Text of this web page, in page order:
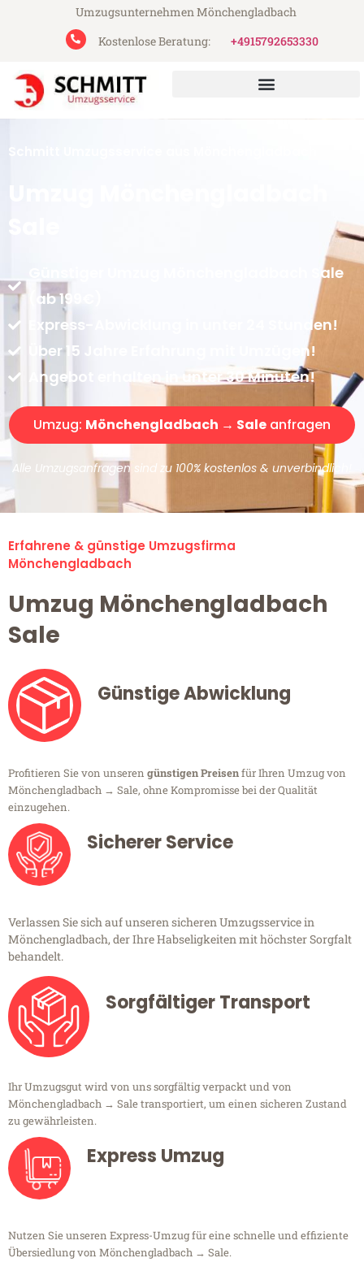
Umzugsunternehmen Mönchengladbach
Kostenlose Beratung:
+4915792653330
Schmitt Umzugsservice aus Mönchengladbach
Günstiger Umzug Mönchengladbach Sale
(ab 199€)
Express-Abwicklung in unter 24 Stunden!
Über 15 Jahre Erfahrung mit Umzügen!
Angebot erhalten in unter 30 Minuten!
Umzug: Mönchengladbach → Sale anfragen
Alle Umzugsanfragen sind zu 100% kostenlos & unverbindlich!
Erfahrene & günstige Umzugsfirma
Mönchengladbach
Umzug Mönchengladbach
Sale
Günstige Abwicklung
Profitieren Sie von unseren günstigen Preisenfür Ihren Umzug von
Mönchengladbach → Sale, ohne Kompromisse bei der Qualität
einzugehen.
Sicherer Service
Verlassen Sie sich auf unseren sicheren Umzugsservice in
Mönchengladbach, der Ihre Habseligkeiten mit höchster Sorgfalt
behandelt.
Sorgfältiger Transport
Ihr Umzugsgut wird von uns sorgfältig verpackt und von
Mönchengladbach → Sale transportiert, um einen sicheren Zustand
zu gewährleisten.
Express Umzug
Nutzen Sie unseren Express-Umzug für eine schnelle und effiziente
Übersiedlung von Mönchengladbach → Sale.